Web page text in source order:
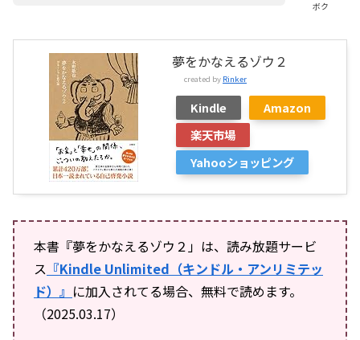
ボク
夢をかなえるゾウ２
created by Rinker
Kindle
Amazon
楽天市場
Yahooショッピング
本書『夢をかなえるゾウ２」は、読み放題サービ
ス 『Kindle Unlimited（キンドル・アンリミテッ
ド）』 に加入されてる場合、無料で読めます。
（2025.03.17）